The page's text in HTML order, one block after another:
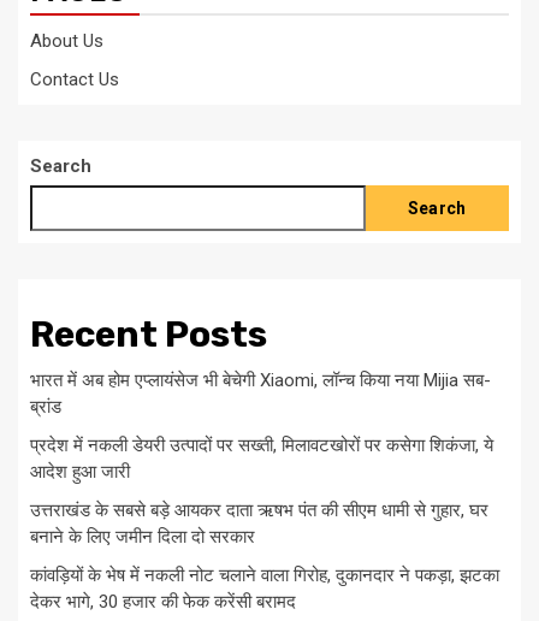
About Us
Contact Us
Search
Search
Recent Posts
भारत में अब होम एप्लायंसेज भी बेचेगी Xiaomi, लॉन्च किया नया Mijia सब-
ब्रांड
प्रदेश में नकली डेयरी उत्पादों पर सख्ती, मिलावटखोरों पर कसेगा शिकंजा, ये
आदेश हुआ जारी
उत्तराखंड के सबसे बड़े आयकर दाता ऋषभ पंत की सीएम धामी से गुहार, घर
बनाने के लिए जमीन दिला दो सरकार
कांवड़ियों के भेष में नकली नोट चलाने वाला गिरोह, दुकानदार ने पकड़ा, झटका
देकर भागे, 30 हजार की फेक करेंसी बरामद